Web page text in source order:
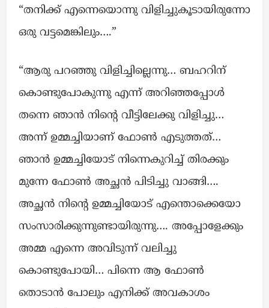
“തനിക്ക് എന്നെയൊന്നു വിളിച്ചുകൂടായിരുന്നോ
ഒരു വട്ടമെങ്കിലും….”
“ആരു പറഞ്ഞു വിളിച്ചില്ലെന്നു… ബഹറിന്
കൊണ്ടുപോകുന്നു എന്ന് അറിഞ്ഞപ്പോൾ
തന്നെ ഞാൻ നിന്റെ വീട്ടിലേക്കു വിളിച്ചു…
അന്ന് ഉമ്മച്ചിയാണ് ഫോൺ എടുത്തത്…
ഞാൻ ഉമ്മച്ചിയോട് നിന്നെകുറിച്ച് തിരക്കും
മുന്നേ ഫോൺ അച്ഛൻ പിടിച്ചു വാങ്ങി….
അച്ഛൻ നിന്റെ ഉമ്മച്ചിയോട് എന്തൊക്കെയോ
സംസാരിക്കുന്നുണ്ടായിരുന്നു…. അപ്പോളേക്കും
അമ്മ എന്നെ അവിടുന്ന് വലിച്ചു
കൊണ്ടുപോയി… പിന്നെ ആ ഫോൺ
തൊടാൻ പോലും എനിക്ക് അവകാശം